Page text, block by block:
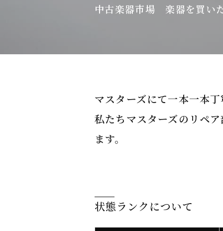
中古楽器市場 楽器を買い
マスターズにて一本一本
私たちマスターズのリペ
ます。
状態ランクについて